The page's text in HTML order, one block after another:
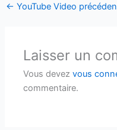
← YouTube Video
Laisser un
Vous devezvous
commentaire.